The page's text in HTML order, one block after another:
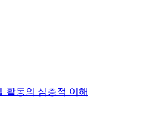
활동의 심층적 이해